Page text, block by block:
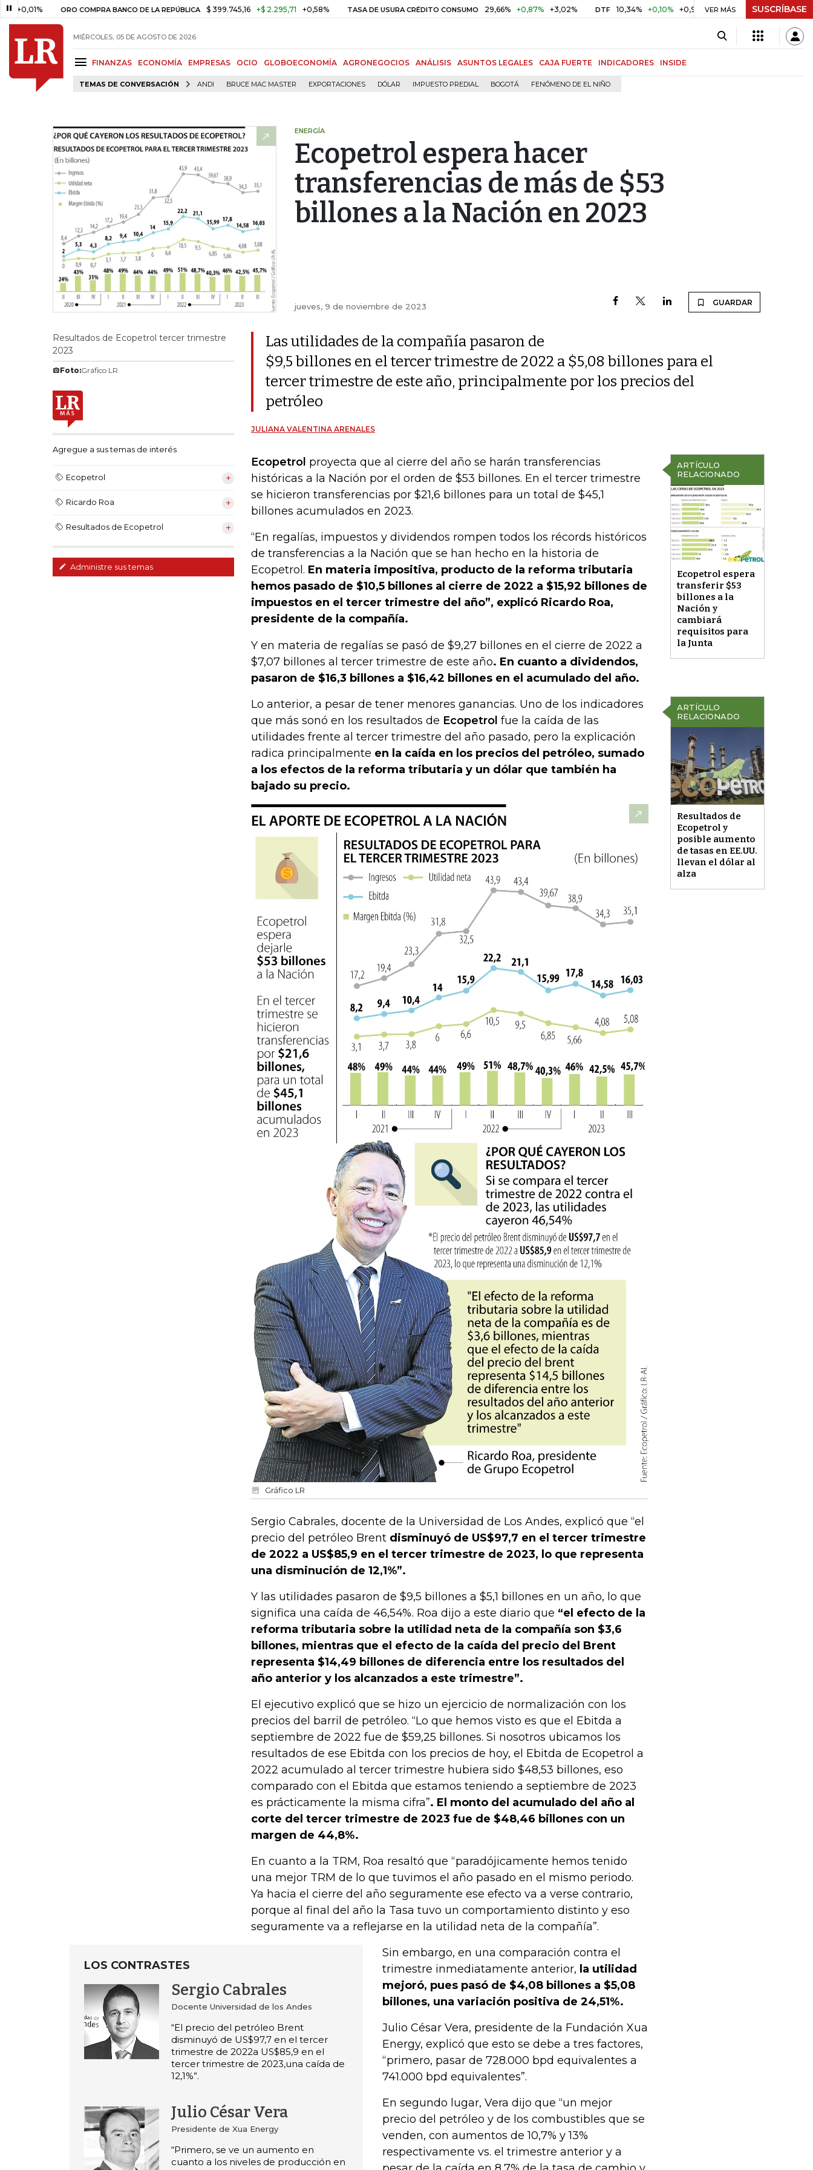
ORO COMPRA BANCO DE LA REPÚBLICA $ 399.745,16 +$ 2.295,71 +0,58% TASA DE USURA CRÉDITO CONSUMO 29,66% +0,87% +3,02% DTF 10,34% +0,10% +0,98% UVR $ 416,86 +$ 0,05 +0,01%
VER MÁS SUSCRÍBASE
MIÉRCOLES, 05 DE AGOSTO DE 2026
FINANZAS ECONOMÍA EMPRESAS OCIO GLOBOECONOMÍA AGRONEGOCIOS ANÁLISIS ASUNTOS LEGALES CAJA FUERTE INDICADORES INSIDE
TEMAS DE CONVERSACIÓN ANDI BRUCE MAC MASTER EXPORTACIONES DÓLAR IMPUESTO PREDIAL BOGOTÁ FENÓMENO DE EL NIÑO
ENERGÍA
Ecopetrol espera hacer
transferencias de más de $53
billones a la Nación en 2023
jueves, 9 de noviembre de 2023 GUARDAR
Resultados de Ecopetrol tercer trimestre
2023
Foto:Gráfico LR
Agregue a sus temas de interés
Ecopetrol
Ricardo Roa
Resultados de Ecopetrol
Administre sus temas
Las utilidades de la compañía pasaron de
$9,5 billones en el tercer trimestre de 2022 a $5,08 billones para el
tercer trimestre de este año, principalmente por los precios del
petróleo
JULIANA VALENTINA ARENALES
ARTÍCULO
RELACIONADO
Ecopetrol espera
transferir $53
billones a la
Nación y
cambiará
requisitos para
la Junta
Ecopetrol proyecta que al cierre del año se harán transferencias
históricas a la Nación por el orden de $53 billones. En el tercer trimestre
se hicieron transferencias por $21,6 billones para un total de $45,1
billones acumulados en 2023.
“En regalías, impuestos y dividendos rompen todos los récords históricos
de transferencias a la Nación que se han hecho en la historia de
Ecopetrol. En materia impositiva, producto de la reforma tributaria
hemos pasado de $10,5 billones al cierre de 2022 a $15,92 billones de
impuestos en el tercer trimestre del año”, explicó Ricardo Roa,
presidente de la compañía.
Y en materia de regalías se pasó de $9,27 billones en el cierre de 2022 a
$7,07 billones al tercer trimestre de este año. En cuanto a dividendos,
pasaron de $16,3 billones a $16,42 billones en el acumulado del año.
ARTÍCULO
RELACIONADO
Resultados de
Ecopetrol y
posible aumento
de tasas en EE.UU.
llevan el dólar al
alza
Lo anterior, a pesar de tener menores ganancias. Uno de los indicadores
que más sonó en los resultados de Ecopetrol fue la caída de las
utilidades frente al tercer trimestre del año pasado, pero la explicación
radica principalmente en la caída en los precios del petróleo, sumado
a los efectos de la reforma tributaria y un dólar que también ha
bajado su precio.
Gráfico LR
Sergio Cabrales, docente de la Universidad de Los Andes, explicó que “el
precio del petróleo Brent disminuyó de US$97,7 en el tercer trimestre
de 2022 a US$85,9 en el tercer trimestre de 2023, lo que representa
una disminución de 12,1%”.
Y las utilidades pasaron de $9,5 billones a $5,1 billones en un año, lo que
significa una caída de 46,54%. Roa dijo a este diario que “el efecto de la
reforma tributaria sobre la utilidad neta de la compañía son $3,6
billones, mientras que el efecto de la caída del precio del Brent
representa $14,49 billones de diferencia entre los resultados del
año anterior y los alcanzados a este trimestre”.
El ejecutivo explicó que se hizo un ejercicio de normalización con los
precios del barril de petróleo. “Lo que hemos visto es que el Ebitda a
septiembre de 2022 fue de $59,25 billones. Si nosotros ubicamos los
resultados de ese Ebitda con los precios de hoy, el Ebitda de Ecopetrol a
2022 acumulado al tercer trimestre hubiera sido $48,53 billones, eso
comparado con el Ebitda que estamos teniendo a septiembre de 2023
es prácticamente la misma cifra”. El monto del acumulado del año al
corte del tercer trimestre de 2023 fue de $48,46 billones con un
margen de 44,8%.
En cuanto a la TRM, Roa resaltó que “paradójicamente hemos tenido
una mejor TRM de lo que tuvimos el año pasado en el mismo periodo.
Ya hacia el cierre del año seguramente ese efecto va a verse contrario,
porque al final del año la Tasa tuvo un comportamiento distinto y eso
seguramente va a reflejarse en la utilidad neta de la compañía”.
LOS CONTRASTES
Sergio Cabrales
Docente Universidad de los Andes
“El precio del petróleo Brent
disminuyó de US$97,7 en el tercer
trimestre de 2022a US$85,9 en el
tercer trimestre de 2023,una caída de
12,1%”.
Julio César Vera
Presidente de Xua Energy
“Primero, se ve un aumento en
cuanto a los niveles de producción en
Sin embargo, en una comparación contra el
trimestre inmediatamente anterior, la utilidad
mejoró, pues pasó de $4,08 billones a $5,08
billones, una variación positiva de 24,51%.
Julio César Vera, presidente de la Fundación Xua
Energy, explicó que esto se debe a tres factores,
“primero, pasar de 728.000 bpd equivalentes a
741.000 bpd equivalentes”.
En segundo lugar, Vera dijo que “un mejor
precio del petróleo y de los combustibles que se
venden, con aumentos de 10,7% y 13%
respectivamente vs. el trimestre anterior y a